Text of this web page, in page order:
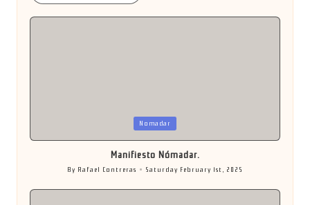
Nomadar
Manifiesto Nómadar.
Posted
by
By Rafael Contreras Saturday February 1st, 2025